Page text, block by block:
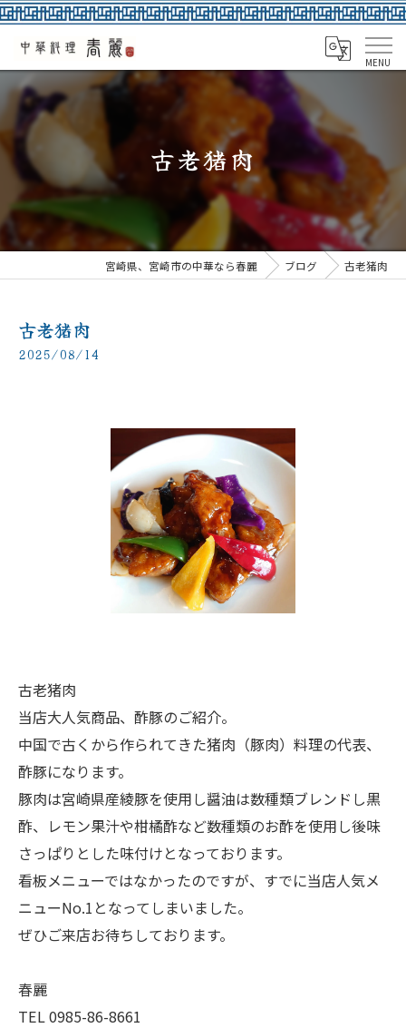
古老猪肉
宮崎県、宮崎市の中華なら春麗 ブログ 古老猪肉
古老猪肉
2025/08/14
古老猪肉
当店大人気商品、酢豚のご紹介。
中国で古くから作られてきた猪肉（豚肉）料理の代表、
酢豚になります。
豚肉は宮崎県産綾豚を使用し醤油は数種類ブレンドし黒
酢、レモン果汁や柑橘酢など数種類のお酢を使用し後味
さっぱりとした味付けとなっております。
看板メニューではなかったのですが、すでに当店人気メ
ニューNo.1となってしまいました。
ぜひご来店お待ちしております。
春麗
TEL 0985-86-8661